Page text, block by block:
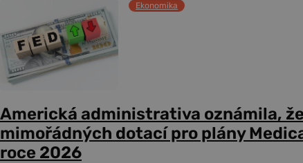
Ekonomika
Americká administrativa oznámila,
mimořádných dotací pro plány
roce 2026